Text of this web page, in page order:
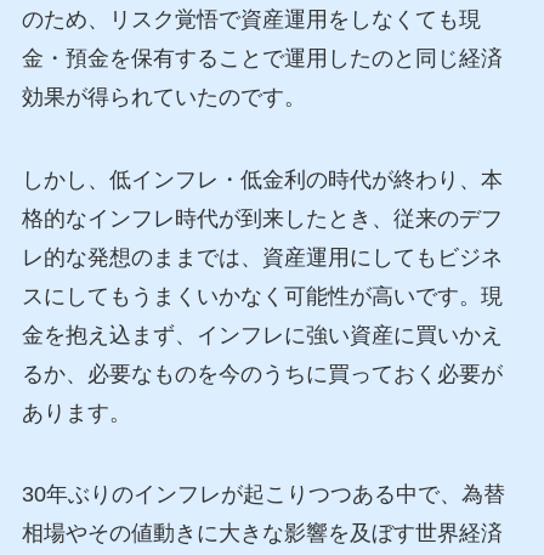
のため、リスク覚悟で資産運用をしなくても現
金・預金を保有することで運用したのと同じ経済
効果が得られていたのです。
しかし、低インフレ・低金利の時代が終わり、本
格的なインフレ時代が到来したとき、従来のデフ
レ的な発想のままでは、資産運用にしてもビジネ
スにしてもうまくいかなく可能性が高いです。現
金を抱え込まず、インフレに強い資産に買いかえ
るか、必要なものを今のうちに買っておく必要が
あります。
30年ぶりのインフレが起こりつつある中で、為替
相場やその値動きに大きな影響を及ぼす世界経済